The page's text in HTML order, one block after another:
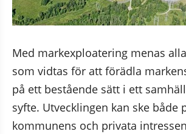
Med markexploatering menas
som vidtas för att förädla
på ett bestående sätt i ett
syfte. Utvecklingen kan ske både
kommunens och privata